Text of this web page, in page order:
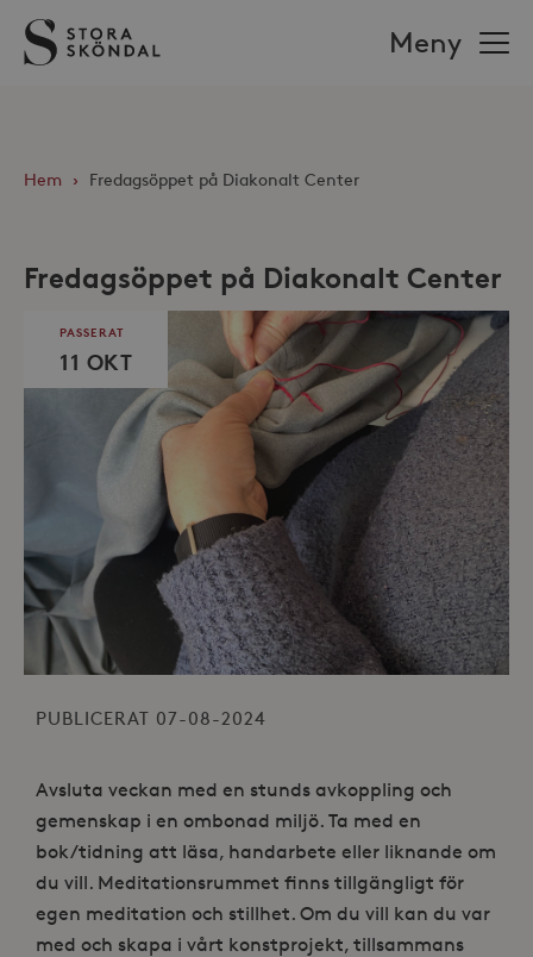
Stora
Sköndal
Meny
Hem › Fredagsöppet på Diakonalt Center
Fredagsöppet på Diakonalt Center
PASSERAT
11 OKT
PUBLICERAT 07-08-2024
Avsluta veckan med en stunds avkoppling och
gemenskap i en ombonad miljö. Ta med en
bok/tidning att läsa, handarbete eller liknande om
du vill. Meditationsrummet finns tillgängligt för
egen meditation och stillhet. Om du vill kan du var
med och skapa i vårt konstprojekt, tillsammans